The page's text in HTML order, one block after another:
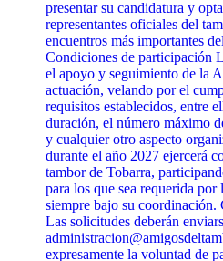
presentar su candidatura y
representantes oficiales del
encuentros más importantes
Condiciones de participación
el apoyo y seguimiento de la
actuación, velando por el
requisitos establecidos, entre
duración, el número máximo
y cualquier otro aspecto
durante el año 2027 ejercerá
tambor de Tobarra,
para los que sea requerida
siempre bajo su coordinación.
Las solicitudes deberán
expresamente la voluntad de